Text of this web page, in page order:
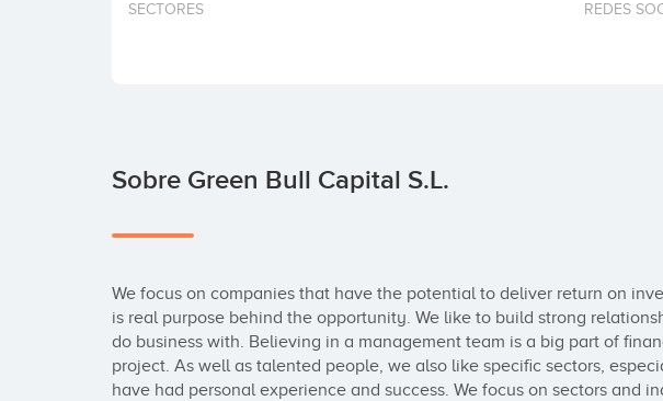
SECTORES REDES
Sobre Green Bull Capital S.L.
We focus on companies that have the potential to deliver return on
is real purpose behind the opportunity. We like to build strong
do business with. Believing in a management team is a big part of
project. As well as talented people, we also like specific sectors,
have had personal experience and success. We focus on sectors and